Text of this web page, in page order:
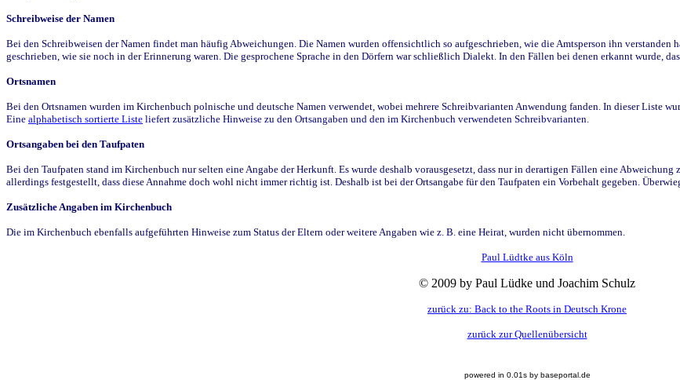
Schreibweise der Namen
Bei den Schreibweisen der Namen findet man häufig Abweichungen. Die Namen wurden offensichtlich so aufgeschrieben, wie die Amtsperson ihn verstanden
geschrieben, wie sie noch in der Erinnerung waren. Die gesprochene Sprache in den Dörfern war schließlich Dialekt. In den Fällen bei denen erkannt wurde,
Ortsnamen
Bei den Ortsnamen wurden im Kirchenbuch polnische und deutsche Namen verwendet, wobei mehrere Schreibvarianten Anwendung fanden. In dieser Liste
Eine alphabetisch sortierte Liste liefert zusätzliche Hinweise zu den Ortsangaben und den im Kirchenbuch verwendeten Schreibvarianten.
Ortsangaben bei den Taufpaten
Bei den Taufpaten stand im Kirchenbuch nur selten eine Angabe der Herkunft. Es wurde deshalb vorausgesetzt, dass nur in derartigen Fällen eine
allerdings festgestellt, dass diese Annahme doch wohl nicht immer richtig ist. Deshalb ist bei der Ortsangabe für den Taufpaten ein Vorbehalt gegeben.
Zusätzliche Angaben im Kirchenbuch
Die im Kirchenbuch ebenfalls aufgeführten Hinweise zum Status der Eltern oder weitere Angaben wie z. B. eine Heirat, wurden nicht übernommen.
Paul Lüdtke aus Köln
© 2009 by Paul Lüdke und Joachim Schulz
zurück zu: Back to the Roots in Deutsch Krone
zurück zur Quellenübersicht
powered in 0.01s by baseportal.de